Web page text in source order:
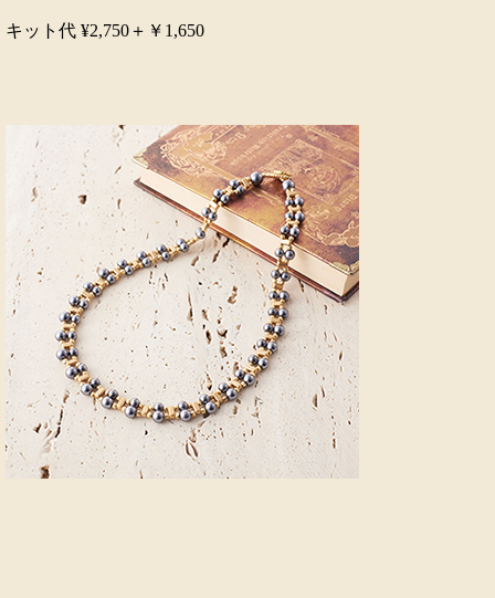
キット代 ¥2,750＋￥1,650